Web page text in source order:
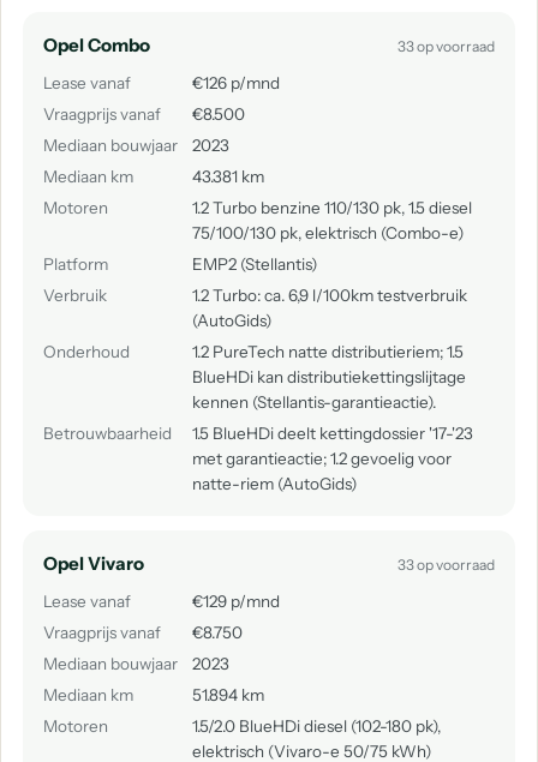
Opel Combo 33 op voorraad
Lease vanaf
€126 p/mnd
Vraagprijs vanaf
€8.500
Mediaan bouwjaar
2023
Mediaan km
43.381 km
Motoren
1.2 Turbo benzine 110/130 pk, 1.5 diesel
75/100/130 pk, elektrisch (Combo-e)
Platform
EMP2 (Stellantis)
Verbruik
1.2 Turbo: ca. 6,9 l/100km testverbruik
(AutoGids)
Onderhoud
1.2 PureTech natte distributieriem; 1.5
BlueHDi kan distributiekettingslijtage
kennen (Stellantis-garantieactie).
Betrouwbaarheid
1.5 BlueHDi deelt kettingdossier '17-'23
met garantieactie; 1.2 gevoelig voor
natte-riem (AutoGids)
Opel Vivaro 33 op voorraad
Lease vanaf
€129 p/mnd
Vraagprijs vanaf
€8.750
Mediaan bouwjaar
2023
Mediaan km
51.894 km
Motoren
1.5/2.0 BlueHDi diesel (102-180 pk),
elektrisch (Vivaro-e 50/75 kWh)